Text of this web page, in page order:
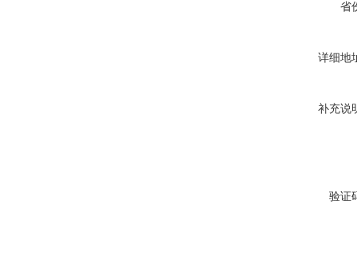
省
详细地
补充说
验证